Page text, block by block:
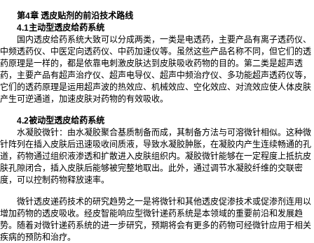
第4章 透皮贴剂的前沿技术路线
4.1主动型透皮给药系统
国内透皮给药系统大致可以分成两类，一类是电透药，主要产品有离子透药仪、
中频透药仪、中医定向透药仪、中药加速仪等。虽然这些产品名称不同，但它们的透
药原理是一样的，都是依靠电刺激皮肤达到皮肤吸收药物的目的。第二类是超声透
药，主要产品有超声治疗仪、超声电导仪、超声中频治疗仪、多功能超声透药仪等，
它们的透药原理是运用超声波的热效应、机械效应、空化效应、对流效应使人体皮肤
产生可逆通道，加速皮肤对药物的有效吸收。
4.2被动型透皮给药系统
水凝胶微针：由水凝胶聚合基质制备而成，其制备方法与可溶微针相似。这种微
针阵列在插入皮肤后迅速吸收间质液，导致水凝胶肿胀，在凝胶内产生连续畅通的孔
道，药物通过组织液渗透和扩散进入皮肤组织内。凝胶微针能够在一定程度上抵抗皮
肤孔隙闭合，插入皮肤后能够被完整地取出。此外，通过调节水凝胶纤维的交联密
度，可以控制药物释放速率。
微针透皮递药技术的研究趋势之一是将微针和其他透皮促渗技术或促渗剂连用以
增加药物的透皮吸收。经皮智能响应型微针递药系统是本领域的重要前沿和发展趋
势。随着对微针递药系统的进一步研究，预期将会有更多的药物可经微针应用于相关
疾病的预防和治疗。